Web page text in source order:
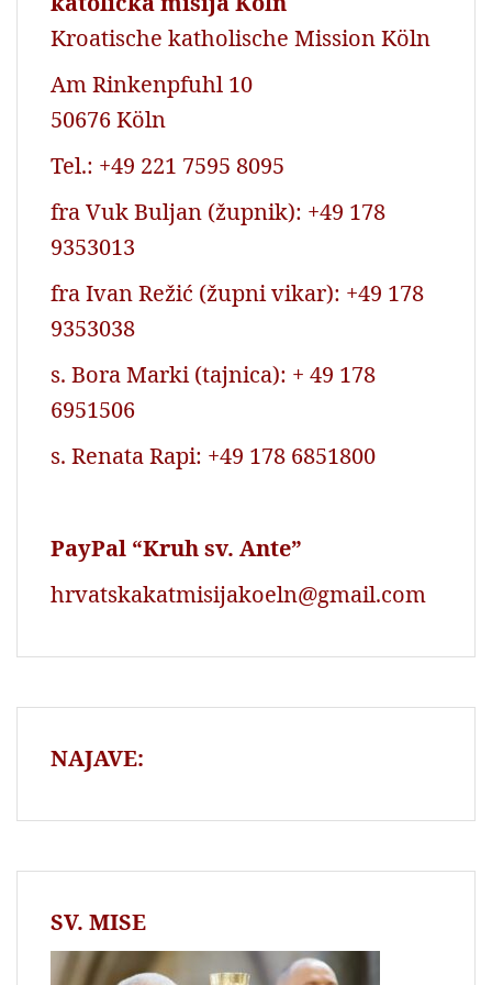
Kroatische katholische Mission Köln
Am Rinkenpfuhl 10
50676 Köln
Tel.: +49 221 7595 8095
fra Vuk Buljan (župnik): +49 178
9353013
fra Ivan Režić (župni vikar): +49 178
9353038
s. Bora Marki (tajnica): + 49 178
6951506
s. Renata Rapi: +49 178 6851800
PayPal “Kruh sv. Ante”
hrvatskakatmisijakoeln@gmail.com
NAJAVE:
SV. MISE